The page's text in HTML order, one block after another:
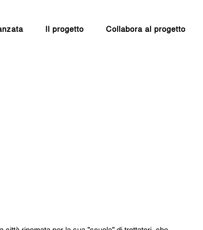
Il progetto Collabora al progetto